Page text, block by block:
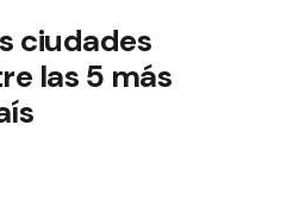
ciudades
las 5 más